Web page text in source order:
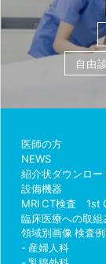
自由
医師の方
NEWS
紹介状ダウンロー
設備機器
MRI CT検査 1st
臨床医療への取組
領域別画像 検査例
産婦人科